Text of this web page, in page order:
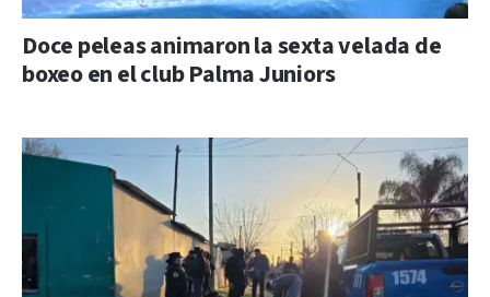
Doce peleas animaron la sexta velada de
boxeo en el club Palma Juniors